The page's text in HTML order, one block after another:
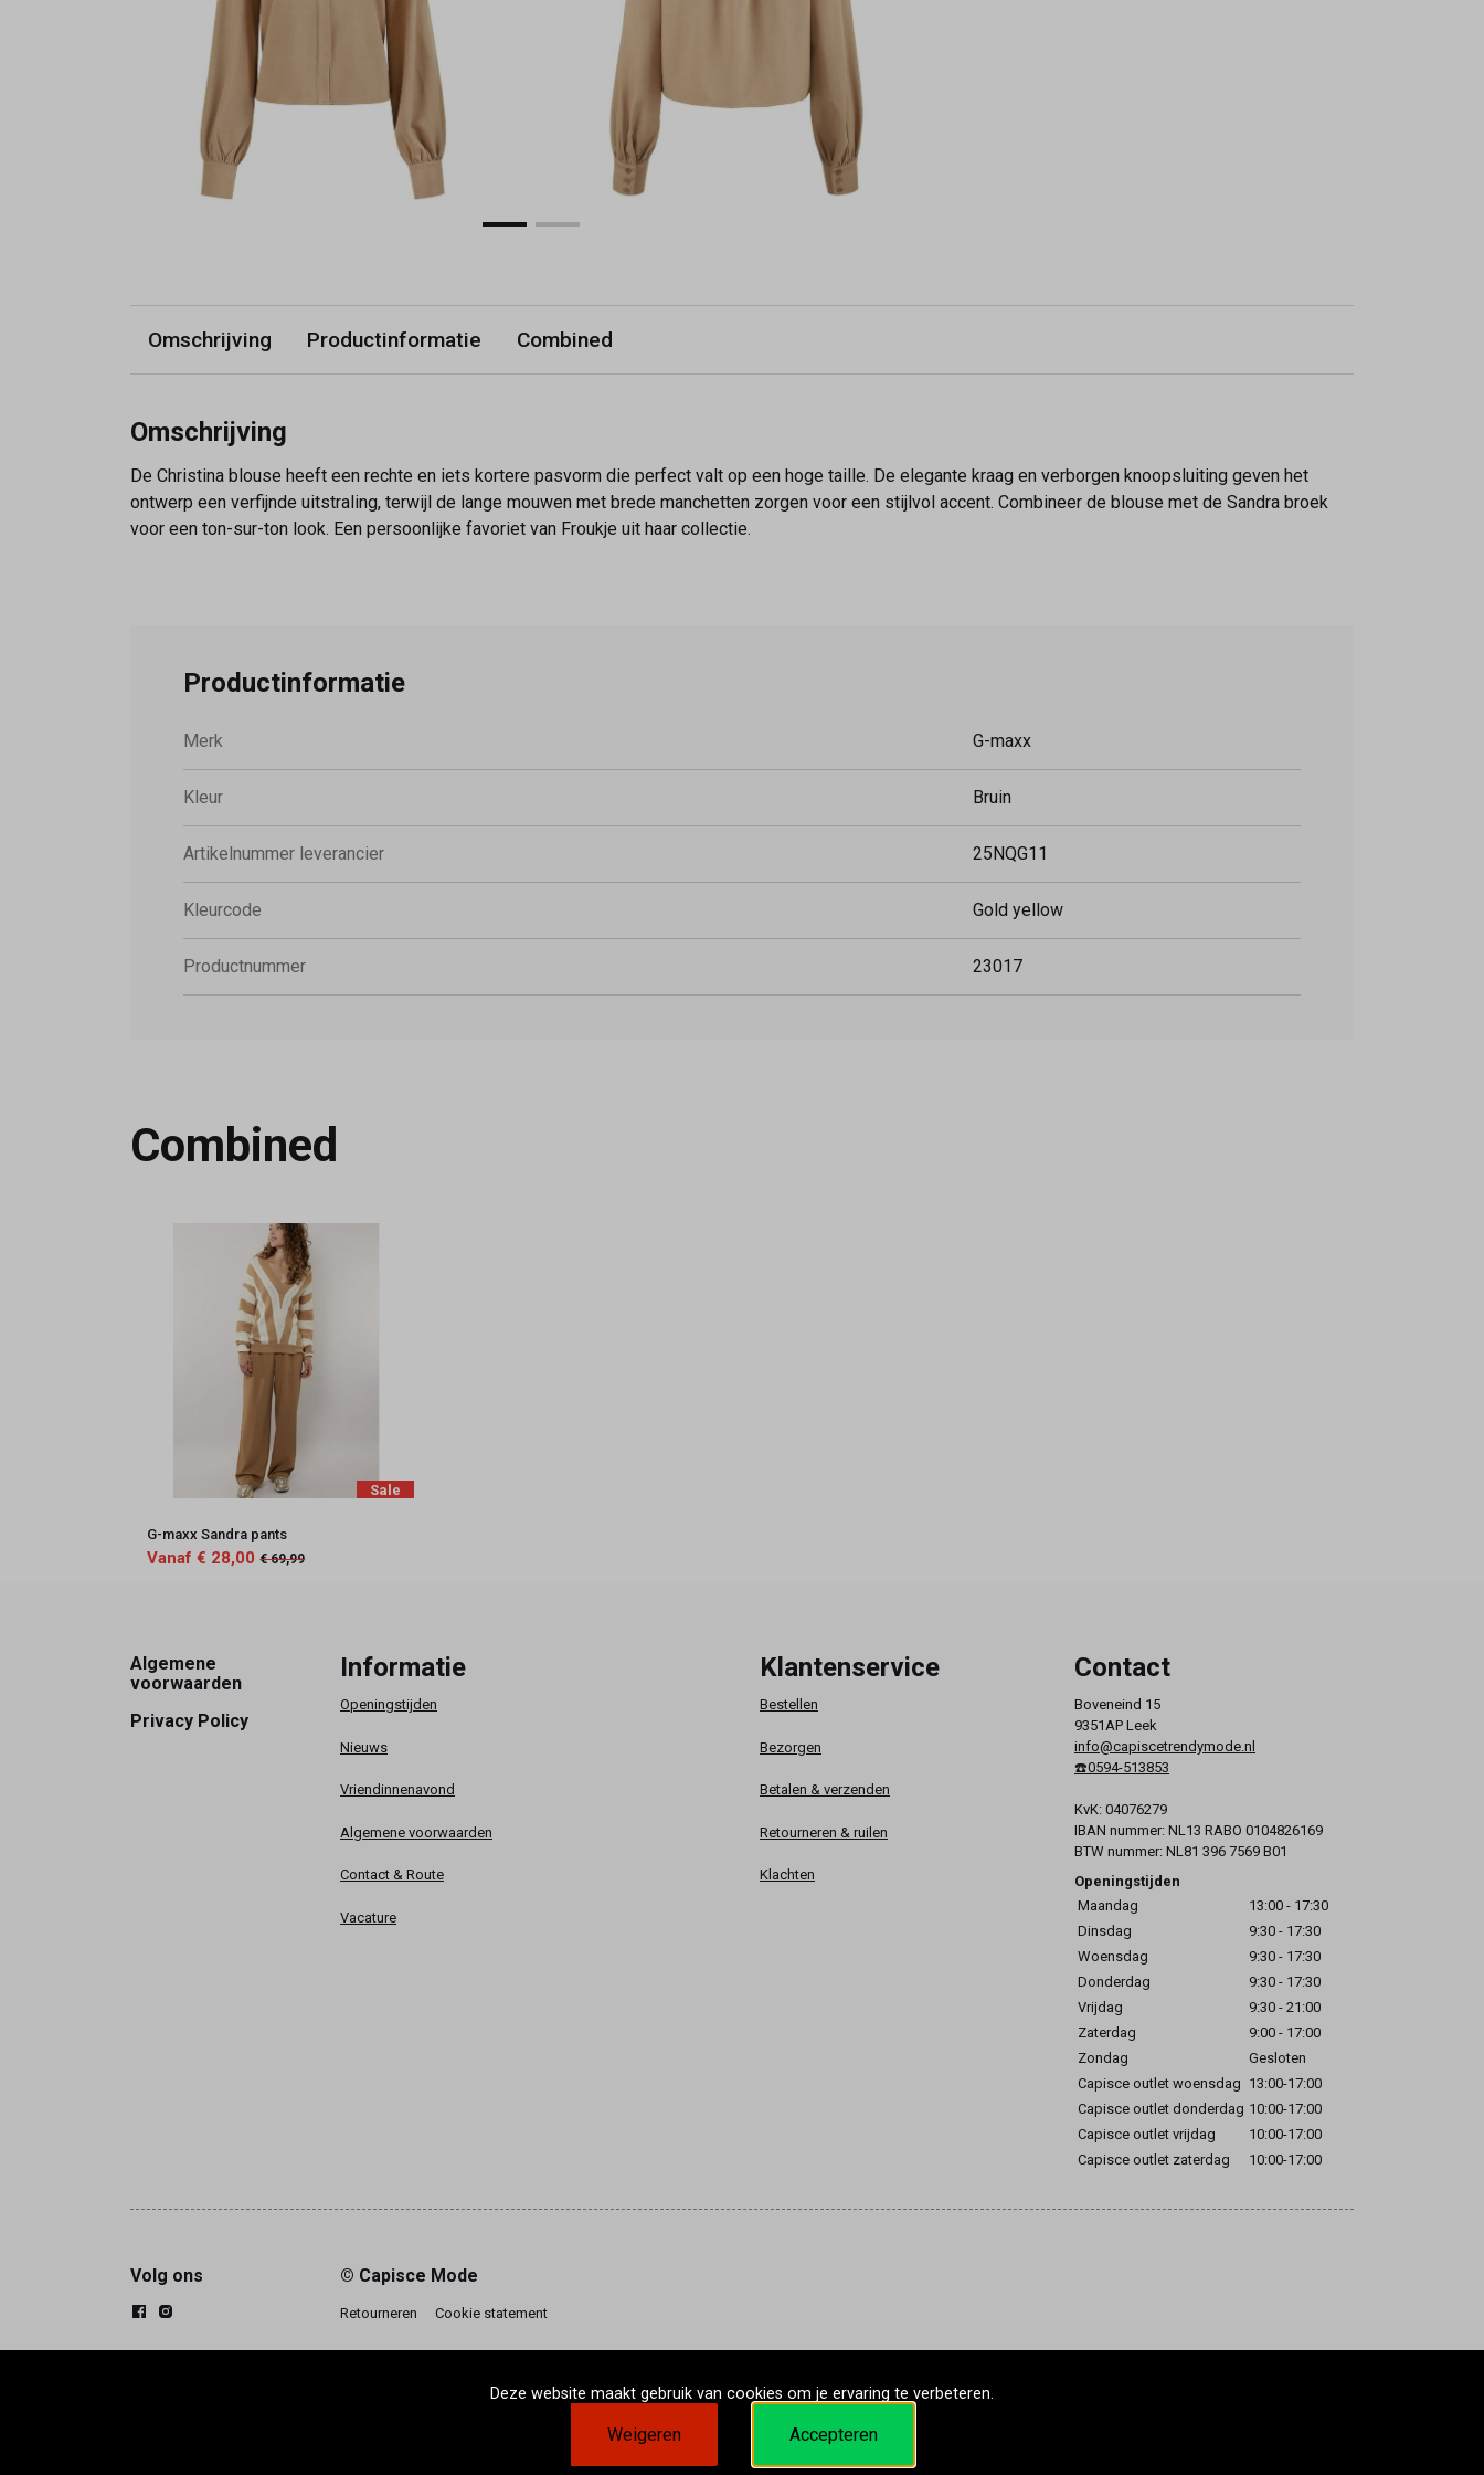
Omschrijving Productinformatie Combined
Omschrijving
De Christina blouse heeft een rechte en iets kortere pasvorm die perfect valt op een hoge taille. De elegante kraag en verborgen knoopsluiting geven het
ontwerp een verfijnde uitstraling, terwijl de lange mouwen met brede manchetten zorgen voor een stijlvol accent. Combineer de blouse met de Sandra broek
voor een ton-sur-ton look. Een persoonlijke favoriet van Froukje uit haar collectie.
Productinformatie
Merk G-maxx
Kleur Bruin
Artikelnummer leverancier 25NQG11
Kleurcode Gold yellow
Productnummer 23017
Combined
Sale
G-maxx Sandra pants
Vanaf € 28,00 € 69,99
Footer
Algemene
voorwaarden
Privacy Policy
Informatie
Openingstijden
Nieuws
Vriendinnenavond
Algemene voorwaarden
Contact & Route
Vacature
Klantenservice
Bestellen
Bezorgen
Betalen & verzenden
Retourneren & ruilen
Klachten
Contact
Boveneind 15
9351AP Leek
info@capiscetrendymode.nl
☎️0594-513853
KvK: 04076279
IBAN nummer: NL13 RABO 0104826169
BTW nummer: NL81 396 7569 B01
Openingstijden
Maandag
13:00 - 17:30
Dinsdag
9:30 - 17:30
Woensdag
9:30 - 17:30
Donderdag
9:30 - 17:30
Vrijdag
9:30 - 21:00
Zaterdag
9:00 - 17:00
Zondag
Gesloten
Capisce outlet woensdag 13:00-17:00
Capisce outlet donderdag 10:00-17:00
Capisce outlet vrijdag
10:00-17:00
Capisce outlet zaterdag
10:00-17:00
Volg ons © Capisce Mode
Retourneren Cookie statement
Deze website maakt gebruik van cookies om je ervaring te verbeteren.
Weigeren Accepteren